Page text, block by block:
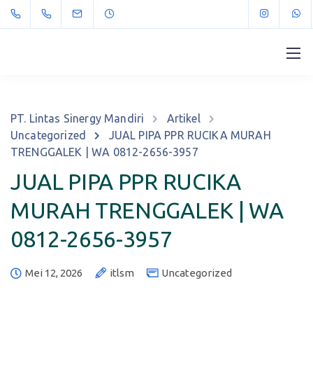
PT. Lintas Sinergy Mandiri
Artikel
Uncategorized
JUAL PIPA PPR RUCIKA MURAH
TRENGGALEK | WA 0812-2656-3957
JUAL PIPA PPR RUCIKA
MURAH TRENGGALEK | WA
0812-2656-3957
Mei 12, 2026 itlsm Uncategorized